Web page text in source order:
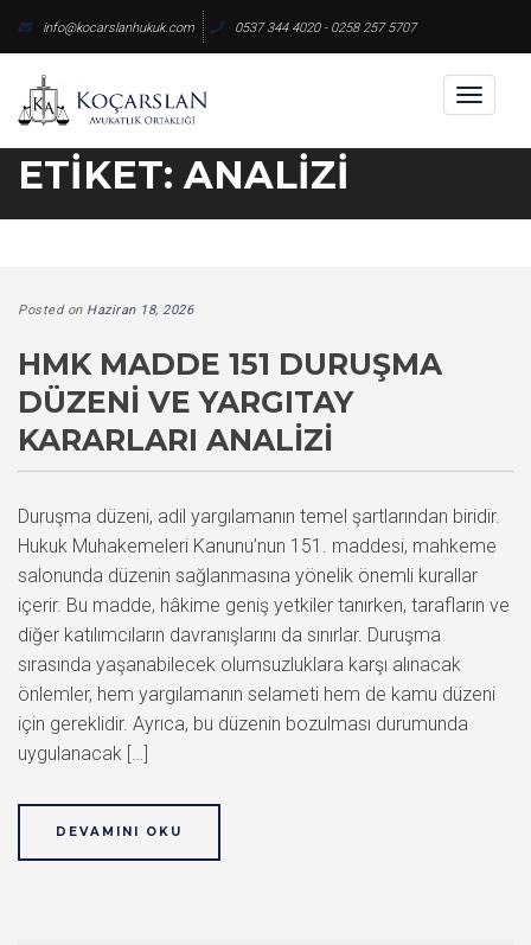
content
info@kocarslanhukuk.com 0537 344 4020 - 0258 257 5707
Toggle
ETIKET: ANALIZI
Posted on Haziran 18, 2026
HMK MADDE 151 DURUŞMA
DÜZENI VE YARGITAY
KARARLARI ANALIZI
Duruşma düzeni, adil yargılamanın temel şartlarından biridir.
Hukuk Muhakemeleri Kanunu’nun 151. maddesi, mahkeme
salonunda düzenin sağlanmasına yönelik önemli kurallar
içerir. Bu madde, hâkime geniş yetkiler tanırken, tarafların ve
diğer katılımcıların davranışlarını da sınırlar. Duruşma
sırasında yaşanabilecek olumsuzluklara karşı alınacak
önlemler, hem yargılamanın selameti hem de kamu düzeni
için gereklidir. Ayrıca, bu düzenin bozulması durumunda
uygulanacak […]
DEVAMINI OKU